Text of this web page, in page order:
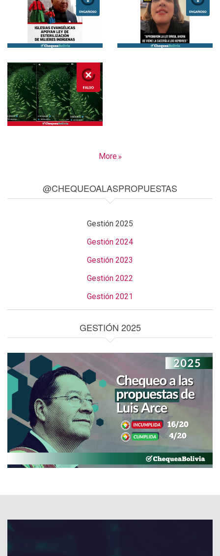
More
@CHEQUEOALASPROPUESTAS
Gestión 2025
Gestión 2024
Gestión 2023
Gestión 2022
Gestión 2021
GESTIÓN 2025